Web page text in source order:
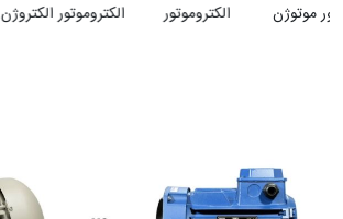
شغلی
درباره
ما
موتوژن الکتروموتور الکتروموتور الکتروژن